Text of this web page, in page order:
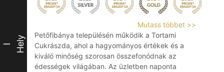
I Hely
Mutass többet >>
Petőfibánya településén működik a Tortami
Cukrászda, ahol a hagyományos értékek és a
kiváló minőség szorosan összefonódnak az
édességek világában. Az üzletben naponta